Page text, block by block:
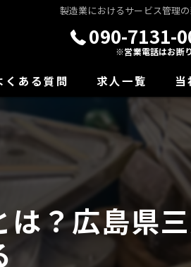
製造業におけるサービス管理
090-7131-
※営業電話はお断り
くある質問 求人一覧 当
正
経
学
転
？広島県